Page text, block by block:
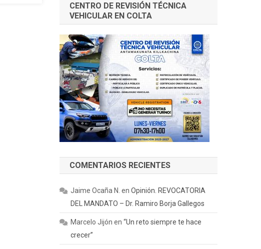
CENTRO DE REVISIÓN TÉCNICA
VEHICULAR EN COLTA
COMENTARIOS RECIENTES
Jaime Ocaña N. enOpinión. REVOCATORIA
DEL MANDATO – Dr. Ramiro Borja Gallegos
Marcelo Jijón en“Un reto siempre te hace
crecer”